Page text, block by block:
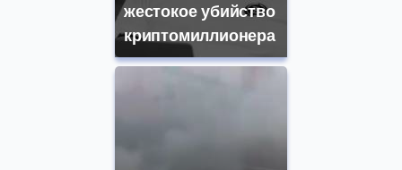
жестокое убийство
криптомиллионера